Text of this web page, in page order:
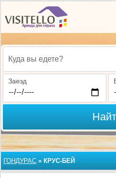
Куда вы едете?
Заезд
ГОНДУРАС » КРУС-БЕЙ